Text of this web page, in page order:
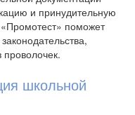
и принудительную
поможет
проволочек.
школьной